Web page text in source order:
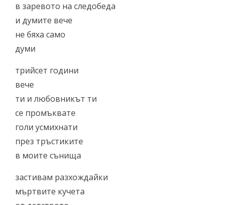
в заревото на следобеда
и думите вече
не бяха само
думи
трийсет години
вече
ти и любовникът ти
се промъквате
голи усмихнати
през тръстиките
в моите сънища
застивам разхождайки
мъртвите кучета